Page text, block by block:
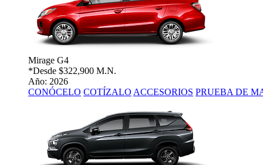
Mirage G4
*Desde $322,900 M.N.
Año: 2026
CONÓCELO COTÍZALO ACCESORIOS PRUEBA DE